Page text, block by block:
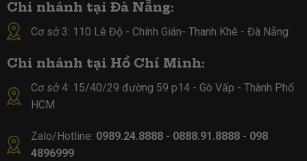
Chi nhánh tại Đà Nẵng:
Cơ sở 3: 110 Lê Độ - Chính Gián- Thanh Khê - Đà Nẵng
Chi nhánh tại Hồ Chí Minh:
Cơ sở 4: 15/40/29 đường 59 p14 - Gò Vấp - Thành Phố
HCM
Zalo/Hotline: 0989.24.8888 - 0888.91.8888 - 098
4896999